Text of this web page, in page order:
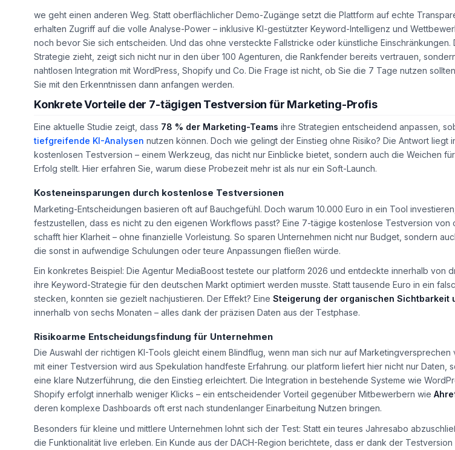
we geht einen anderen Weg. Statt oberflächlicher Demo-Zugänge setzt die Plattform auf echte
erhalten Zugriff auf die volle Analyse-Power – inklusive KI-gestützter Keyword-Intelligenz und
noch bevor Sie sich entscheiden. Und das ohne versteckte Fallstricke oder künstliche Einschränkungen.
Strategie zieht, zeigt sich nicht nur in den über 100 Agenturen, die Rankfender bereits vertrauen,
nahtlosen Integration mit WordPress, Shopify und Co. Die Frage ist nicht, ob Sie die 7 Tage nutzen
Sie mit den Erkenntnissen dann anfangen werden.
Konkrete Vorteile der 7-tägigen Testversion für Marketing-Profis
Eine aktuelle Studie zeigt, dass 78 % der Marketing-Teams ihre Strategien entscheidend anpassen,
tiefgreifende KI-Analysen nutzen können. Doch wie gelingt der Einstieg ohne Risiko? Die Antwort liegt
kostenlosen Testversion – einem Werkzeug, das nicht nur Einblicke bietet, sondern auch die Weichen
Erfolg stellt. Hier erfahren Sie, warum diese Probezeit mehr ist als nur ein Soft-Launch.
Kosteneinsparungen durch kostenlose Testversionen
Marketing-Entscheidungen basieren oft auf Bauchgefühl. Doch warum 10.000 Euro in ein Tool
festzustellen, dass es nicht zu den eigenen Workflows passt? Eine 7-tägige kostenlose Testversion von
schafft hier Klarheit – ohne finanzielle Vorleistung. So sparen Unternehmen nicht nur Budget, sondern
die sonst in aufwendige Schulungen oder teure Anpassungen fließen würde.
Ein konkretes Beispiel: Die Agentur MediaBoosttestete our platform 2026 und entdeckte innerhalb von
ihre Keyword-Strategie für den deutschen Markt optimiert werden musste. Statt tausende Euro in ein
stecken, konnten sie gezielt nachjustieren. Der Effekt? Eine Steigerung der organischen Sichtbarkeit
innerhalb von sechs Monaten – alles dank der präzisen Daten aus der Testphase.
Risikoarme Entscheidungsfindung für Unternehmen
Die Auswahl der richtigen KI-Tools gleicht einem Blindflug, wenn man sich nur auf Marketingversprechen
mit einer Testversion wird aus Spekulation handfeste Erfahrung. our platform liefert hier nicht nur Daten,
eine klare Nutzerführung, die den Einstieg erleichtert. Die Integration in bestehende Systeme wie
Shopify erfolgt innerhalb weniger Klicks – ein entscheidender Vorteil gegenüber Mitbewerbern wie
deren komplexe Dashboards oft erst nach stundenlanger Einarbeitung Nutzen bringen.
Besonders für kleine und mittlere Unternehmen lohnt sich der Test: Statt ein teures Jahresabo
die Funktionalität live erleben. Ein Kunde aus der DACH-Region berichtete, dass er dank der Testversion